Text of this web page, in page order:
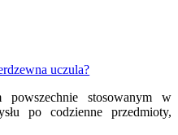
uczula?
powszechnie stosowanym w
po codzienne przedmioty,